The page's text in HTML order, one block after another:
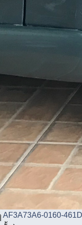
AF3A73A6-0160-